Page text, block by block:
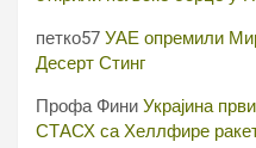
петко57 УАЕ опремили
Десерт Стинг
Профа Фини Украјина
СТАСХ са Хеллфире